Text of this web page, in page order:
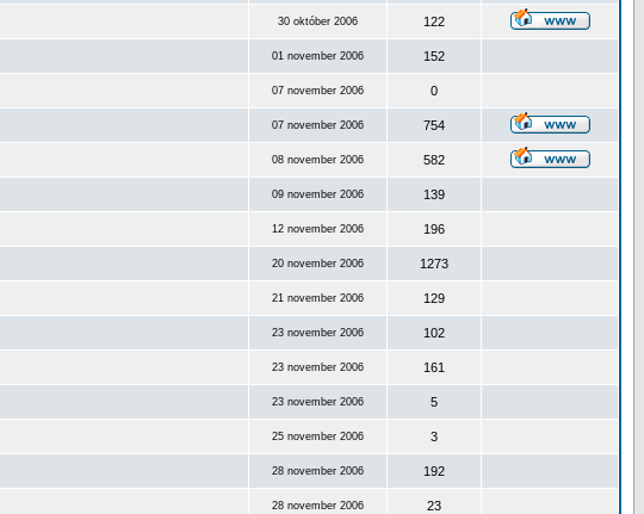
30 október 2006 122
01 november 2006 152
07 november 2006 0
07 november 2006 754
08 november 2006 582
09 november 2006 139
12 november 2006 196
20 november 2006 1273
21 november 2006 129
23 november 2006 102
23 november 2006 161
23 november 2006 5
25 november 2006 3
28 november 2006 192
28 november 2006 23